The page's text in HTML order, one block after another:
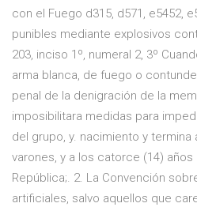
con el Fuego d315, d571, e5452,
punibles mediante explosivos
203, inciso 1º, numeral 2, 3º
arma blanca, de fuego o
penal de la denigración de la
imposibilitara medidas para
del grupo, y. nacimiento y
varones, y a los catorce (14)
República;. 2. La Convención
artificiales, salvo aquellos que